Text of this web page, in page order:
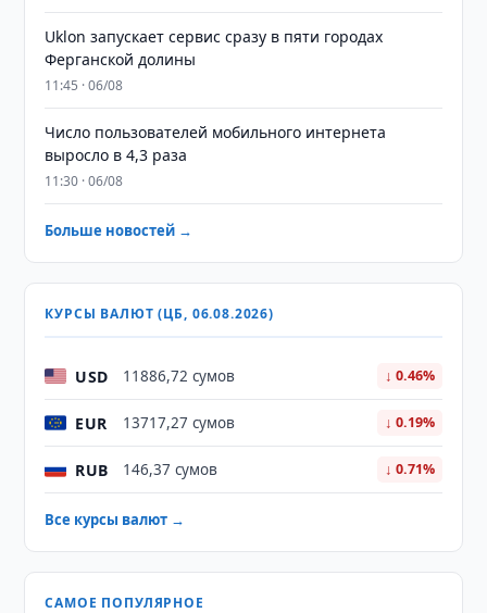
Uklon запускает сервис сразу в пяти городах
Ферганской долины
11:45 · 06/08
Число пользователей мобильного интернета
выросло в 4,3 раза
11:30 · 06/08
Больше новостей →
КУРСЫ ВАЛЮТ (ЦБ, 06.08.2026)
USD 11886,72 сумов ↓ 0.46%
EUR 13717,27 сумов ↓ 0.19%
RUB 146,37 сумов ↓ 0.71%
Все курсы валют →
САМОЕ ПОПУЛЯРНОЕ